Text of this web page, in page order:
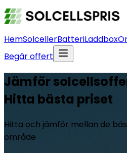
HemSolcellerBatteriLaddbox
Begär offert
Jämför
Hitta bästa priset
Hitta och jämför mellan de
område